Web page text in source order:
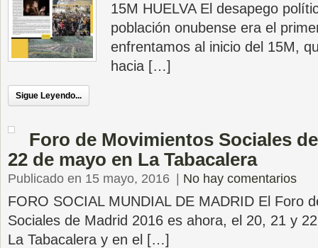
15M HUELVA El desapego
población onubense era el
enfrentamos al inicio del 15M,
hacia […]
Sigue Leyendo...
Foro de Movimientos Sociales
22 de mayo en La Tabacalera
Publicado en 15 mayo, 2016 No hay comentarios
FORO SOCIAL MUNDIAL DE MADRID El Foro
Sociales de Madrid 2016 es ahora, el 20, 21 y
La Tabacalera y en el […]